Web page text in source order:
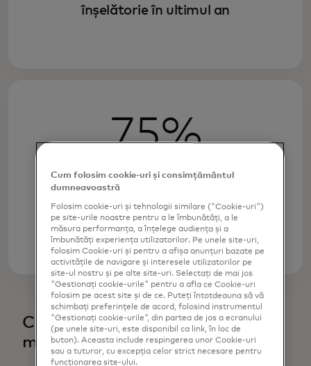
înșelătorie în ultimul an
75%
spun că sunt mai îngrijorați de
impactul riscurilor de securitate
cibernetică decât erau acum doi ani
Cu cât sunt mai tineri, cu atât cad
mai tare
Cum folosim cookie-uri și consimțământul
dumneavoastră
Folosim cookie-uri și tehnologii similare ("Cookie-uri")
pe site-urile noastre pentru a le îmbunătăți, a le
măsura performanța, a înțelege audiența și a
îmbunătăți experiența utilizatorilor. Pe unele site-uri,
folosim Cookie-uri și pentru a afișa anunțuri bazate pe
activitățile de navigare și interesele utilizatorilor pe
site-ul nostru și pe alte site-uri. Selectați de mai jos
"Gestionați cookie-urile" pentru a afla ce Cookie-uri
folosim pe acest site și de ce. Puteți întotdeauna să vă
schimbați preferințele de acord, folosind instrumentul
"Gestionați cookie-urile", din partea de jos a ecranului
(pe unele site-uri, este disponibil ca link, în loc de
buton). Aceasta include respingerea unor Cookie-uri
sau a tuturor, cu excepția celor strict necesare pentru
funcționarea site-ului.